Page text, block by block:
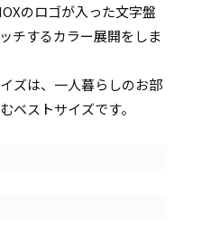
のロゴが入った文字盤
チするカラー展開をしま
ズは、一人暮らしのお部
ベストサイズです。